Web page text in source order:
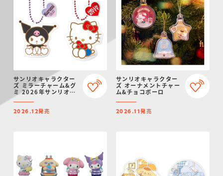
サンリオキャラクター
ズ ミラーチャーム&グ
ミ 2026年サンリオキ
ャラクター大賞ver.
2026.12発売
サンリオキャラクター
ズ オーナメントチャー
ム&チョコボーロ
2026.11発売